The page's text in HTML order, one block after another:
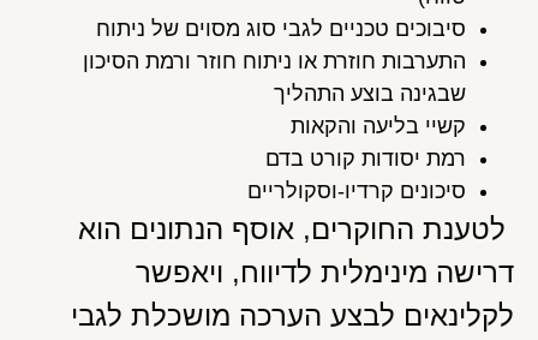
סיבוכים טכניים לגבי סוג מסוים של ניתוח
התערבות חוזרת או ניתוח חוזר ורמת הסיכון
שבגינה בוצע התהליך
קשיי בליעה והקאות
רמת יסודות קורט בדם
סיכונים קרדיו-וסקולריים
לטענת החוקרים, אוסף הנתונים הוא
דרישה מינימלית לדיווח, ויאפשר
לקלינאים לבצע הערכה מושכלת לגבי